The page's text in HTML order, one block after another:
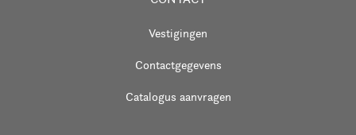
Vestigingen
Contactgegevens
Catalogus aanvragen